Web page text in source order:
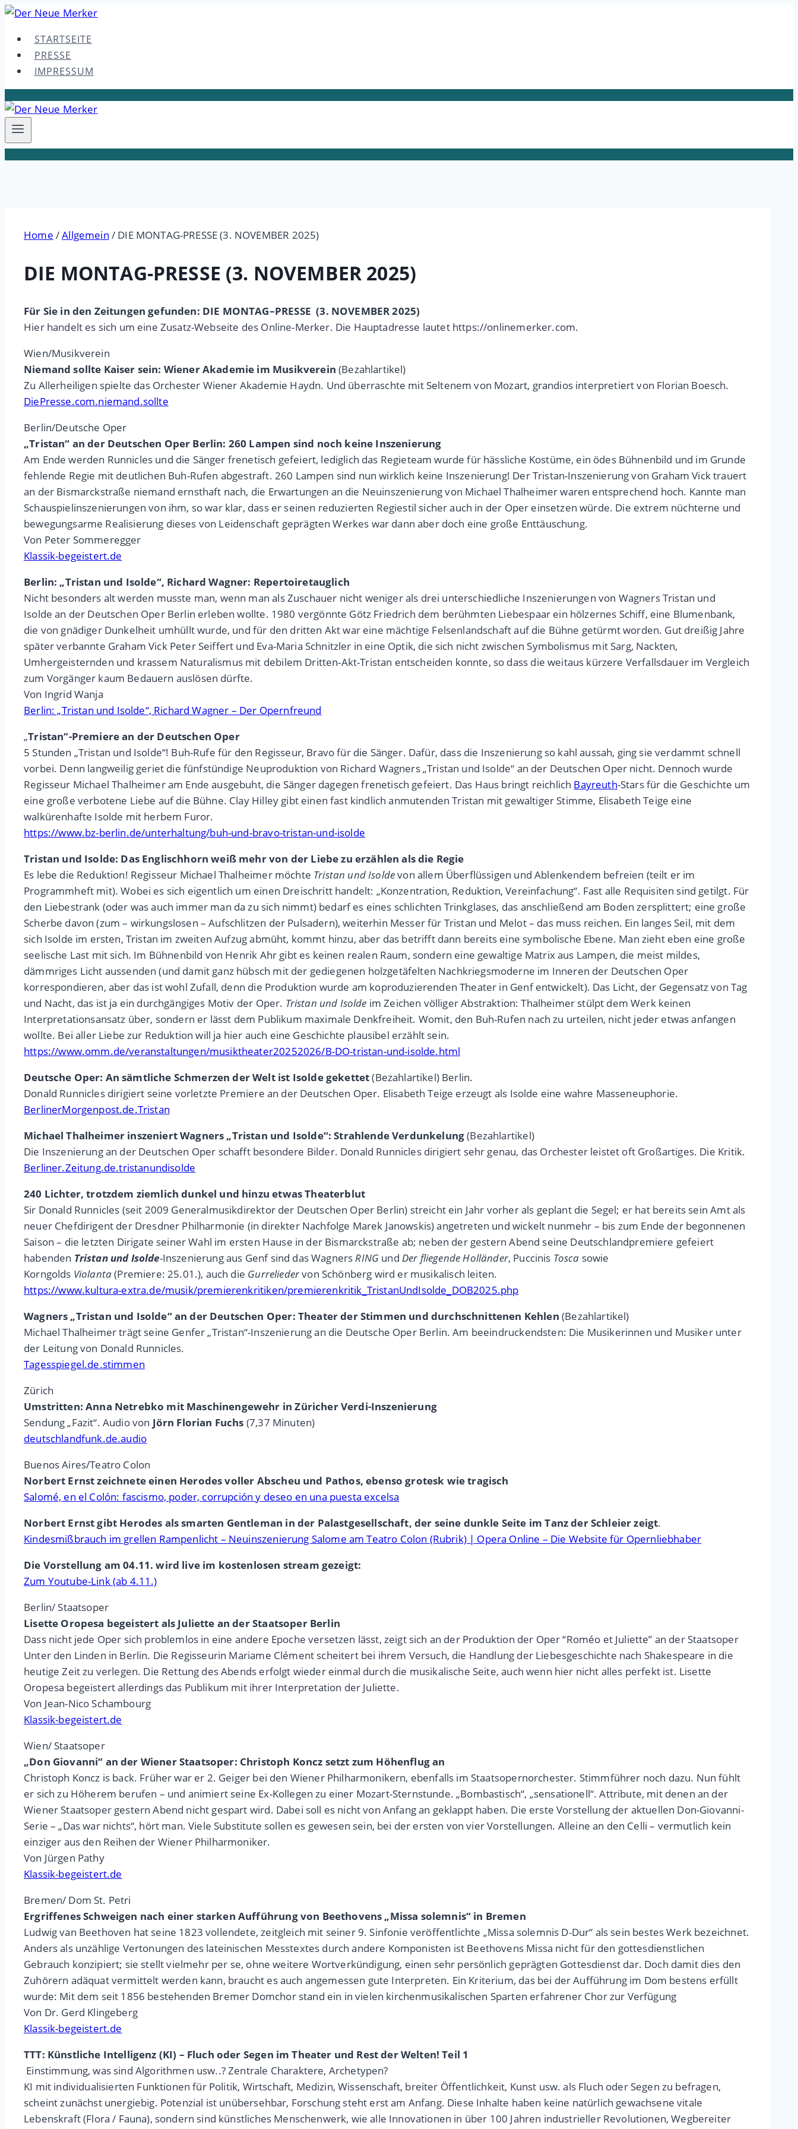
Skip
contentSTARTSEITE
PRESSE
IMPRESSUM
Home /Allgemein / DIE MONTAG-PRESSE (3. NOVEMBER 2025)
DIE MONTAG-PRESSE (3. NOVEMBER 2025)
Für Sie in den Zeitungen gefunden: DIE MONTAG–PRESSE (3. NOVEMBER 2025)
Hier handelt es sich um eine Zusatz-Webseite des Online-Merker. Die Hauptadresse lautet https://onlinemerker.com.
Wien/Musikverein
Niemand sollte Kaiser sein: Wiener Akademie im Musikverein (Bezahlartikel)
Zu Allerheiligen spielte das Orchester Wiener Akademie Haydn. Und überraschte mit Seltenem von Mozart, grandios interpretiert von Florian Boesch.
DiePresse.com.niemand.sollte
Berlin/Deutsche Oper
„Tristan“ an der Deutschen Oper Berlin: 260 Lampen sind noch keine Inszenierung
Am Ende werden Runnicles und die Sänger frenetisch gefeiert, lediglich das Regieteam wurde für hässliche Kostüme, ein ödes Bühnenbild und im Grunde
fehlende Regie mit deutlichen Buh-Rufen abgestraft. 260 Lampen sind nun wirklich keine Inszenierung! Der Tristan-Inszenierung von Graham Vick trauert
an der Bismarckstraße niemand ernsthaft nach, die Erwartungen an die Neuinszenierung von Michael Thalheimer waren entsprechend hoch. Kannte man
Schauspielinszenierungen von ihm, so war klar, dass er seinen reduzierten Regiestil sicher auch in der Oper einsetzen würde. Die extrem nüchterne und
bewegungsarme Realisierung dieses von Leidenschaft geprägten Werkes war dann aber doch eine große Enttäuschung.
Von Peter Sommeregger
Klassik-begeistert.de
Berlin: „Tristan und Isolde“, Richard Wagner: Repertoiretauglich
Nicht besonders alt werden musste man, wenn man als Zuschauer nicht weniger als drei unterschiedliche Inszenierungen von Wagners Tristan und
Isolde an der Deutschen Oper Berlin erleben wollte. 1980 vergönnte Götz Friedrich dem berühmten Liebespaar ein hölzernes Schiff, eine Blumenbank,
die von gnädiger Dunkelheit umhüllt wurde, und für den dritten Akt war eine mächtige Felsenlandschaft auf die Bühne getürmt worden. Gut dreißig Jahre
später verbannte Graham Vick Peter Seiffert und Eva-Maria Schnitzler in eine Optik, die sich nicht zwischen Symbolismus mit Sarg, Nackten,
Umhergeisternden und krassem Naturalismus mit debilem Dritten-Akt-Tristan entscheiden konnte, so dass die weitaus kürzere Verfallsdauer im Vergleich
zum Vorgänger kaum Bedauern auslösen dürfte.
Von Ingrid Wanja
Berlin: „Tristan und Isolde“, Richard Wagner – Der Opernfreund
„Tristan“-Premiere an der Deutschen Oper
5 Stunden „Tristan und Isolde“! Buh-Rufe für den Regisseur, Bravo für die Sänger. Dafür, dass die Inszenierung so kahl aussah, ging sie verdammt schnell
vorbei. Denn langweilig geriet die fünfstündige Neuproduktion von Richard Wagners „Tristan und Isolde“ an der Deutschen Oper nicht. Dennoch wurde
Regisseur Michael Thalheimer am Ende ausgebuht, die Sänger dagegen frenetisch gefeiert. Das Haus bringt reichlich Bayreuth-Stars für die Geschichte um
eine große verbotene Liebe auf die Bühne. Clay Hilley gibt einen fast kindlich anmutenden Tristan mit gewaltiger Stimme, Elisabeth Teige eine
walkürenhafte Isolde mit herbem Furor.
https://www.bz-berlin.de/unterhaltung/buh-und-bravo-tristan-und-isolde
Tristan und Isolde: Das Englischhorn weiß mehr von der Liebe zu erzählen als die Regie
Es lebe die Reduktion! Regisseur Michael Thalheimer möchte Tristan und Isoldevon allem Überflüssigen und Ablenkendem befreien (teilt er im
Programmheft mit). Wobei es sich eigentlich um einen Dreischritt handelt: „Konzentration, Reduktion, Vereinfachung“. Fast alle Requisiten sind getilgt. Für
den Liebestrank (oder was auch immer man da zu sich nimmt) bedarf es eines schlichten Trinkglases, das anschließend am Boden zersplittert; eine große
Scherbe davon (zum – wirkungslosen – Aufschlitzen der Pulsadern), weiterhin Messer für Tristan und Melot – das muss reichen. Ein langes Seil, mit dem
sich Isolde im ersten, Tristan im zweiten Aufzug abmüht, kommt hinzu, aber das betrifft dann bereits eine symbolische Ebene. Man zieht eben eine große
seelische Last mit sich. Im Bühnenbild von Henrik Ahr gibt es keinen realen Raum, sondern eine gewaltige Matrix aus Lampen, die meist mildes,
dämmriges Licht aussenden (und damit ganz hübsch mit der gediegenen holzgetäfelten Nachkriegsmoderne im Inneren der Deutschen Oper
korrespondieren, aber das ist wohl Zufall, denn die Produktion wurde am koproduzierenden Theater in Genf entwickelt). Das Licht, der Gegensatz von Tag
und Nacht, das ist ja ein durchgängiges Motiv der Oper. Tristan und Isolde im Zeichen völliger Abstraktion: Thalheimer stülpt dem Werk keinen
Interpretationsansatz über, sondern er lässt dem Publikum maximale Denkfreiheit. Womit, den Buh-Rufen nach zu urteilen, nicht jeder etwas anfangen
wollte. Bei aller Liebe zur Reduktion will ja hier auch eine Geschichte plausibel erzählt sein.
https://www.omm.de/veranstaltungen/musiktheater20252026/B-DO-tristan-und-isolde.html
Deutsche Oper: An sämtliche Schmerzen der Welt ist Isolde gekettet(Bezahlartikel) Berlin.
Donald Runnicles dirigiert seine vorletzte Premiere an der Deutschen Oper. Elisabeth Teige erzeugt als Isolde eine wahre Masseneuphorie.
BerlinerMorgenpost.de.Tristan
Michael Thalheimer inszeniert Wagners „Tristan und Isolde“: Strahlende Verdunkelung(Bezahlartikel)
Die Inszenierung an der Deutschen Oper schafft besondere Bilder. Donald Runnicles dirigiert sehr genau, das Orchester leistet oft Großartiges. Die Kritik.
Berliner.Zeitung.de.tristanundisolde
240 Lichter, trotzdem ziemlich dunkel und hinzu etwas Theaterblut
Sir Donald Runnicles (seit 2009 Generalmusikdirektor der Deutschen Oper Berlin) streicht ein Jahr vorher als geplant die Segel; er hat bereits sein Amt als
neuer Chefdirigent der Dresdner Philharmonie (in direkter Nachfolge Marek Janowskis) angetreten und wickelt nunmehr – bis zum Ende der begonnenen
Saison – die letzten Dirigate seiner Wahl im ersten Hause in der Bismarckstraße ab; neben der gestern Abend seine Deutschlandpremiere gefeiert
habenden Tristan und Isolde-Inszenierung aus Genf sind das WagnersRING und Der fliegende Holländer, Puccinis Tosca sowie
Korngolds Violanta(Premiere: 25.01.), auch die Gurreliedervon Schönberg wird er musikalisch leiten.
https://www.kultura-extra.de/musik/premierenkritiken/premierenkritik_TristanUndIsolde_DOB2025.php
Wagners „Tristan und Isolde“ an der Deutschen Oper: Theater der Stimmen und durchschnittenen Kehlen (Bezahlartikel)
Michael Thalheimer trägt seine Genfer „Tristan“-Inszenierung an die Deutsche Oper Berlin. Am beeindruckendsten: Die Musikerinnen und Musiker unter
der Leitung von Donald Runnicles.
Tagesspiegel.de.stimmen
Zürich
Umstritten: Anna Netrebko mit Maschinengewehr in Züricher Verdi-Inszenierung
Sendung „Fazit“. Audio von Jörn Florian Fuchs (7,37 Minuten)
deutschlandfunk.de.audio
Buenos Aires/Teatro Colon
Norbert Ernst zeichnete einen Herodes voller Abscheu und Pathos, ebenso grotesk wie tragisch
Salomé, en el Colón: fascismo, poder, corrupción y deseo en una puesta excelsa
Norbert Ernst gibt Herodes als smarten Gentleman in der Palastgesellschaft, der seine dunkle Seite im Tanz der Schleier zeigt.
Kindesmißbrauch im grellen Rampenlicht – Neuinszenierung Salome am Teatro Colon (Rubrik) | Opera Online – Die Website für Opernliebhaber
Die Vorstellung am 04.11. wird live im kostenlosen stream gezeigt:
Zum Youtube-Link (ab 4.11.)
Berlin/ Staatsoper
Lisette Oropesa begeistert als Juliette an der Staatsoper Berlin
Dass nicht jede Oper sich problemlos in eine andere Epoche versetzen lässt, zeigt sich an der Produktion der Oper “Roméo et Juliette” an der Staatsoper
Unter den Linden in Berlin. Die Regisseurin Mariame Clément scheitert bei ihrem Versuch, die Handlung der Liebesgeschichte nach Shakespeare in die
heutige Zeit zu verlegen. Die Rettung des Abends erfolgt wieder einmal durch die musikalische Seite, auch wenn hier nicht alles perfekt ist. Lisette
Oropesa begeistert allerdings das Publikum mit ihrer Interpretation der Juliette.
Von Jean-Nico Schambourg
Klassik-begeistert.de
Wien/ Staatsoper
„Don Giovanni“ an der Wiener Staatsoper: Christoph Koncz setzt zum Höhenflug an
Christoph Koncz is back. Früher war er 2. Geiger bei den Wiener Philharmonikern, ebenfalls im Staatsopernorchester. Stimmführer noch dazu. Nun fühlt
er sich zu Höherem berufen – und animiert seine Ex-Kollegen zu einer Mozart-Sternstunde. „Bombastisch“, „sensationell“. Attribute, mit denen an der
Wiener Staatsoper gestern Abend nicht gespart wird. Dabei soll es nicht von Anfang an geklappt haben. Die erste Vorstellung der aktuellen Don-Giovanni-
Serie – „Das war nichts“, hört man. Viele Substitute sollen es gewesen sein, bei der ersten von vier Vorstellungen. Alleine an den Celli – vermutlich kein
einziger aus den Reihen der Wiener Philharmoniker.
Von Jürgen Pathy
Klassik-begeistert.de
Bremen/ Dom St. Petri
Ergriffenes Schweigen nach einer starken Aufführung von Beethovens „Missa solemnis“ in Bremen
Ludwig van Beethoven hat seine 1823 vollendete, zeitgleich mit seiner 9. Sinfonie veröffentlichte „Missa solemnis D-Dur“ als sein bestes Werk bezeichnet.
Anders als unzählige Vertonungen des lateinischen Messtextes durch andere Komponisten ist Beethovens Missa nicht für den gottesdienstlichen
Gebrauch konzipiert; sie stellt vielmehr per se, ohne weitere Wortverkündigung, einen sehr persönlich geprägten Gottesdienst dar. Doch damit dies den
Zuhörern adäquat vermittelt werden kann, braucht es auch angemessen gute Interpreten. Ein Kriterium, das bei der Aufführung im Dom bestens erfüllt
wurde: Mit dem seit 1856 bestehenden Bremer Domchor stand ein in vielen kirchenmusikalischen Sparten erfahrener Chor zur Verfügung
Von Dr. Gerd Klingeberg
Klassik-begeistert.de
TTT: Künstliche Intelligenz (KI) – Fluch oder Segen im Theater und Rest der Welten! Teil 1
Einstimmung, was sind Algorithmen usw..? Zentrale Charaktere, Archetypen?
KI mit individualisierten Funktionen für Politik, Wirtschaft, Medizin, Wissenschaft, breiter Öffentlichkeit, Kunst usw. als Fluch oder Segen zu befragen,
scheint zunächst unergiebig. Potenzial ist unübersehbar, Forschung steht erst am Anfang. Diese Inhalte haben keine natürlich gewachsene vitale
Lebenskraft (Flora / Fauna), sondern sind künstliches Menschenwerk, wie alle Innovationen in über 100 Jahren industrieller Revolutionen, Wegbereiter